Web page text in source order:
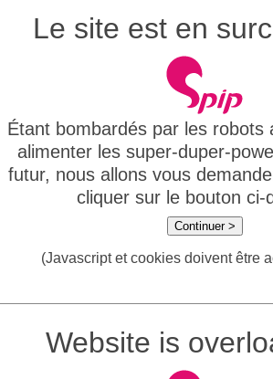
Le site est en
Étant bombardés par les robots
alimenter les super-duper-
futur, nous allons vous
cliquer sur le bouton ci-
Continuer >
(Javascript et cookies doivent être
Website is